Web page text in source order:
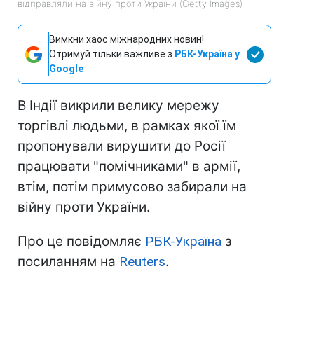
відправляли на війну проти України (Getty Images)
Вимкни хаос міжнародних новин!
Отримуй тільки важливе з РБК-Україна у
Google
В Індії викрили велику мережу
торгівлі людьми, в рамках якої їм
пропонували вирушити до Росії
працювати "помічниками" в армії,
втім, потім примусово забирали на
війну проти України.
Про це повідомляє РБК-Україна з
посиланням на Reuters.